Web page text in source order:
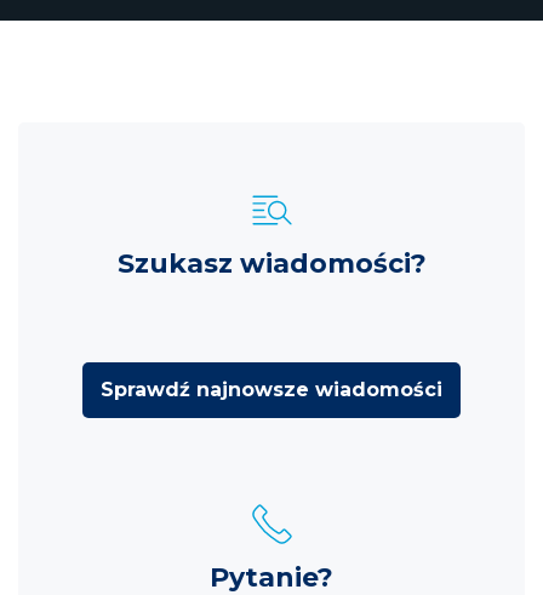
Szukasz wiadomości?
Sprawdź najnowsze wiadomości
Pytanie?